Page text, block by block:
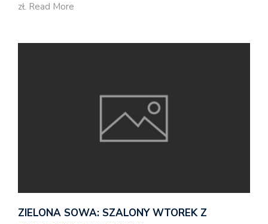
zł. Read More
ZIELONA SOWA: SZALONY WTOREK Z